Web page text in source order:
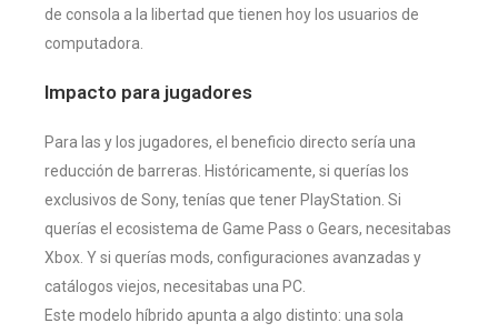
de consola a la libertad que tienen hoy los usuarios de
computadora.
Impacto para jugadores
Para las y los jugadores, el beneficio directo sería una
reducción de barreras. Históricamente, si querías los
exclusivos de Sony, tenías que tener PlayStation. Si
querías el ecosistema de Game Pass o Gears, necesitabas
Xbox. Y si querías mods, configuraciones avanzadas y
catálogos viejos, necesitabas una PC.
Este modelo híbrido apunta a algo distinto: una sola